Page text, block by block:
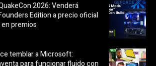
2026: Venderá
Edition a precio oficial
premios
temblar a Microsoft: